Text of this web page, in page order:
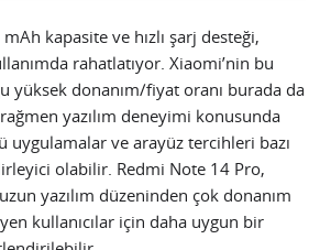
kapasite ve hızlı şarj desteği,
rahatlatıyor. Xiaomi’nin bu
yüksek donanım/fiyat oranı burada da
yazılım deneyimi konusunda
uygulamalar ve arayüz tercihleri bazı
olabilir. Redmi Note 14 Pro,
yazılım düzeninden çok donanım
kullanıcılar için daha uygun bir